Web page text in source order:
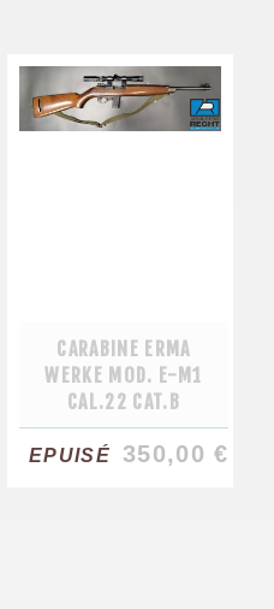
CARABINE ERMA
WERKE MOD. E-M1
CAL.22 CAT.B
EPUISÉ 350,00 €